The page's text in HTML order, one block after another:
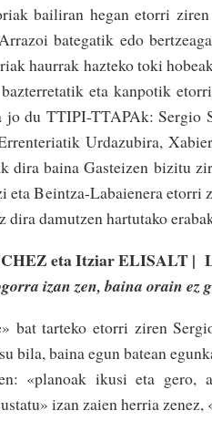
bailiran hegan etorri
bategatik edo
haurrak hazteko toki
eta kanpotik
jo du TTIPI-TTAPAk:
Urdazubira,
dira baina Gasteizen bizitu
eta Bein­tza-Labaienera eto­rri
dira damutzen hartutako
eta Itziar ELISALT |
izan zen, baina orain
bat tarteko etorri ziren
bila, baina egun batean­
«planoak ikusi eta gero,
izan zaien herria